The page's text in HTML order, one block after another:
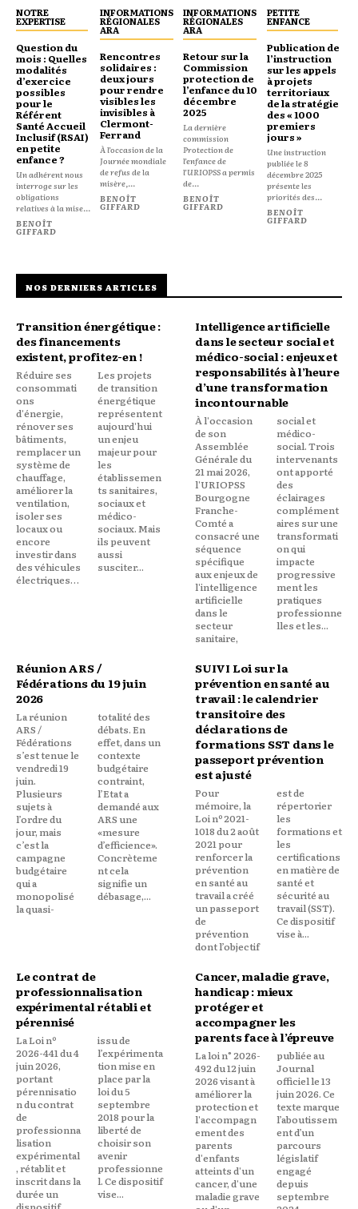
NOTRE
EXPERTISE
Question du
mois : Quelles
modalités
d’exercice
possibles
pour le
Référent
Santé Accueil
Inclusif (RSAI)
en petite
enfance ?
Un adhérent nous
interroge sur les
obligations
relatives à la mise...
BENOÎT
GIFFARD
INFORMATIONS
RÉGIONALES
ARA
Rencontres
solidaires :
deux jours
pour rendre
visibles les
invisibles à
Clermont-
Ferrand
À l’occasion de la
Journée mondiale
de refus de la
misère,...
BENOÎT
GIFFARD
INFORMATIONS
RÉGIONALES
ARA
Retour sur la
Commission
protection de
l’enfance du 10
décembre
2025
La dernière
commission
Protection de
l’enfance de
l’URIOPSS a permis
de...
BENOÎT
GIFFARD
PETITE
ENFANCE
Publication de
l’instruction
sur les appels
à projets
territoriaux
de la stratégie
des « 1000
premiers
jours »
Une instruction
publiée le 8
décembre 2025
présente les
priorités des...
BENOÎT
GIFFARD
NOS DERNIERS ARTICLES
Transition énergétique :
des financements
existent, profitez-en !
Réduire ses
consommati
ons
d'énergie,
rénover ses
bâtiments,
remplacer un
système de
chauffage,
améliorer la
ventilation,
isoler ses
locaux ou
encore
investir dans
des véhicules
électriques…
Les projets
de transition
énergétique
représentent
aujourd'hui
un enjeu
majeur pour
les
établissemen
ts sanitaires,
sociaux et
médico-
sociaux. Mais
ils peuvent
aussi
susciter...
Intelligence artificielle
dans le secteur social et
médico-social : enjeux et
responsabilités à l’heure
d’une transformation
incontournable
À l'occasion
de son
Assemblée
Générale du
21 mai 2026,
l'URIOPSS
Bourgogne
Franche-
Comté a
consacré une
séquence
spécifique
aux enjeux de
l'intelligence
artificielle
dans le
secteur
sanitaire,
social et
médico-
social. Trois
intervenants
ont apporté
des
éclairages
complément
aires sur une
transformati
on qui
impacte
progressive
ment les
pratiques
professionne
lles et les...
Réunion ARS /
Fédérations du 19 juin
2026
La réunion
ARS /
Fédérations
s’est tenue le
vendredi 19
juin.
Plusieurs
sujets à
l’ordre du
jour, mais
c’est la
campagne
budgétaire
qui a
monopolisé
la quasi-
totalité des
débats. En
effet, dans un
contexte
budgétaire
contraint,
l’Etat a
demandé aux
ARS une
«mesure
d’efficience».
Concrèteme
nt cela
signifie un
débasage,...
SUIVI Loi sur la
prévention en santé au
travail : le calendrier
transitoire des
déclarations de
formations SST dans le
passeport prévention
est ajusté
Pour
mémoire, la
Loi nº 2021-
1018 du 2 août
2021 pour
renforcer la
prévention
en santé au
travail a créé
un passeport
de
prévention
dont l’objectif
est de
répertorier
les
formations et
les
certifications
en matière de
santé et
sécurité au
travail (SST).
Ce dispositif
vise à...
Le contrat de
professionnalisation
expérimental rétabli et
pérennisé
La Loi nº
2026-441 du 4
juin 2026,
portant
pérennisatio
n du contrat
de
professionna
lisation
expérimental
, rétablit et
inscrit dans la
durée un
issu de
l’expérimenta
tion mise en
place par la
loi du 5
septembre
2018 pour la
liberté de
choisir son
avenir
professionne
l. Ce dispositif
vise...
Cancer, maladie grave,
handicap : mieux
protéger et
accompagner les
parents face à l’épreuve
La loi n° 2026-
492 du 12 juin
2026 visant à
améliorer la
protection et
l'accompagn
ement des
parents
d'enfants
atteints d'un
cancer, d'une
maladie grave
publiée au
Journal
officiel le 13
juin 2026. Ce
texte marque
l’aboutissem
ent d’un
parcours
législatif
engagé
depuis
septembre